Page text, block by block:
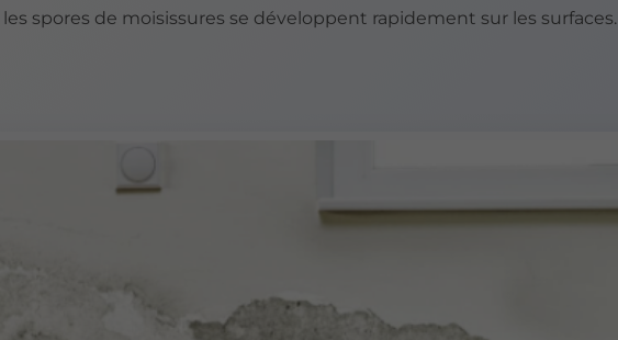
spores de moisissures se développent rapidement sur les surfaces.